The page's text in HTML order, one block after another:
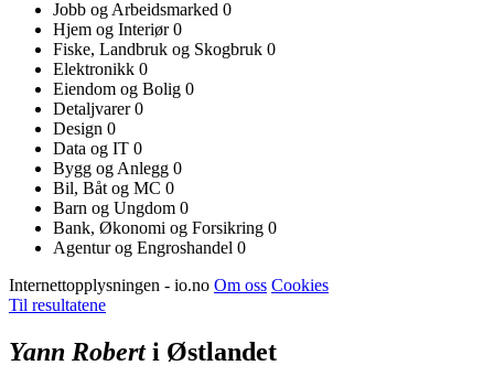
Jobb og Arbeidsmarked 0
Hjem og Interiør0
Fiske, Landbruk og Skogbruk 0
Elektronikk 0
Eiendom og Bolig 0
Detaljvarer0
Design 0
Data og IT 0
Bygg og Anlegg 0
Bil, Båt og MC 0
Barn og Ungdom 0
Bank, Økonomi og Forsikring 0
Agentur og Engroshandel 0
Internettopplysningen - io.no Om oss Cookies
Til resultatene
Yann Roberti Østlandet